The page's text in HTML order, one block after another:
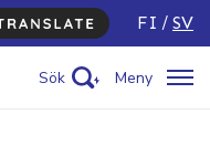
FI SV
Sök Meny